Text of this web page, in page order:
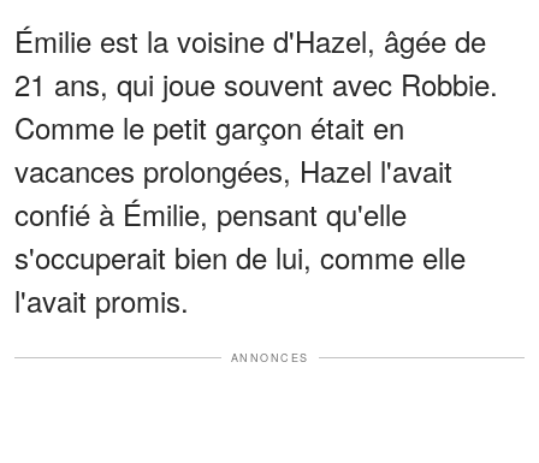
Émilie est la voisine d'Hazel, âgée de
21 ans, qui joue souvent avec Robbie.
Comme le petit garçon était en
vacances prolongées, Hazel l'avait
confié à Émilie, pensant qu'elle
s'occuperait bien de lui, comme elle
l'avait promis.
ANNONCES